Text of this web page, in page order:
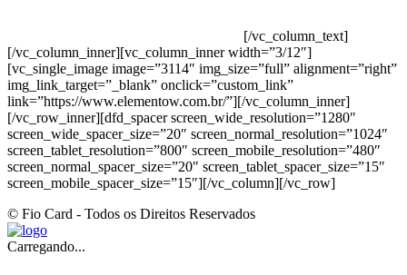
[/vc_column_text]
[/vc_column_inner][vc_column_inner width=”3/12″]
[vc_single_image image=”3114″ img_size=”full” alignment=”right”
img_link_target=”_blank” onclick=”custom_link”
link=”https://www.elementow.com.br/”][/vc_column_inner]
[/vc_row_inner][dfd_spacer screen_wide_resolution=”1280″
screen_wide_spacer_size=”20″ screen_normal_resolution=”1024″
screen_tablet_resolution=”800″ screen_mobile_resolution=”480″
screen_normal_spacer_size=”20″ screen_tablet_spacer_size=”15″
screen_mobile_spacer_size=”15″][/vc_column][/vc_row]
© Fio Card - Todos os Direitos Reservados
Carregando...